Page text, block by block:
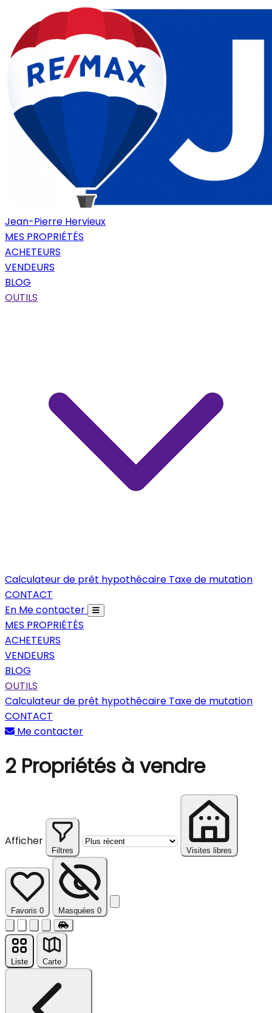
Jean-Pierre Hervieux
MES PROPRIÉTÉS
ACHETEURS
VENDEURS
BLOG
OUTILS
Calculateur de prêt hypothécaire Taxe de mutation
CONTACT
En Me contacter
MES PROPRIÉTÉS
ACHETEURS
VENDEURS
BLOG
OUTILS
Calculateur de prêt hypothécaire Taxe de mutation
CONTACT
Me contacter
2Propriétés à vendre
Afficher
Filtres Visites libres
Favoris 0 Masquées 0 Réinitialiser
Liste Carte